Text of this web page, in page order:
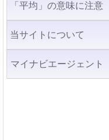
「平均」の意味に注意
当サイトについて
マイナビエージェント